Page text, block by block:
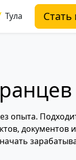
Тула Стать
опыта.
документов